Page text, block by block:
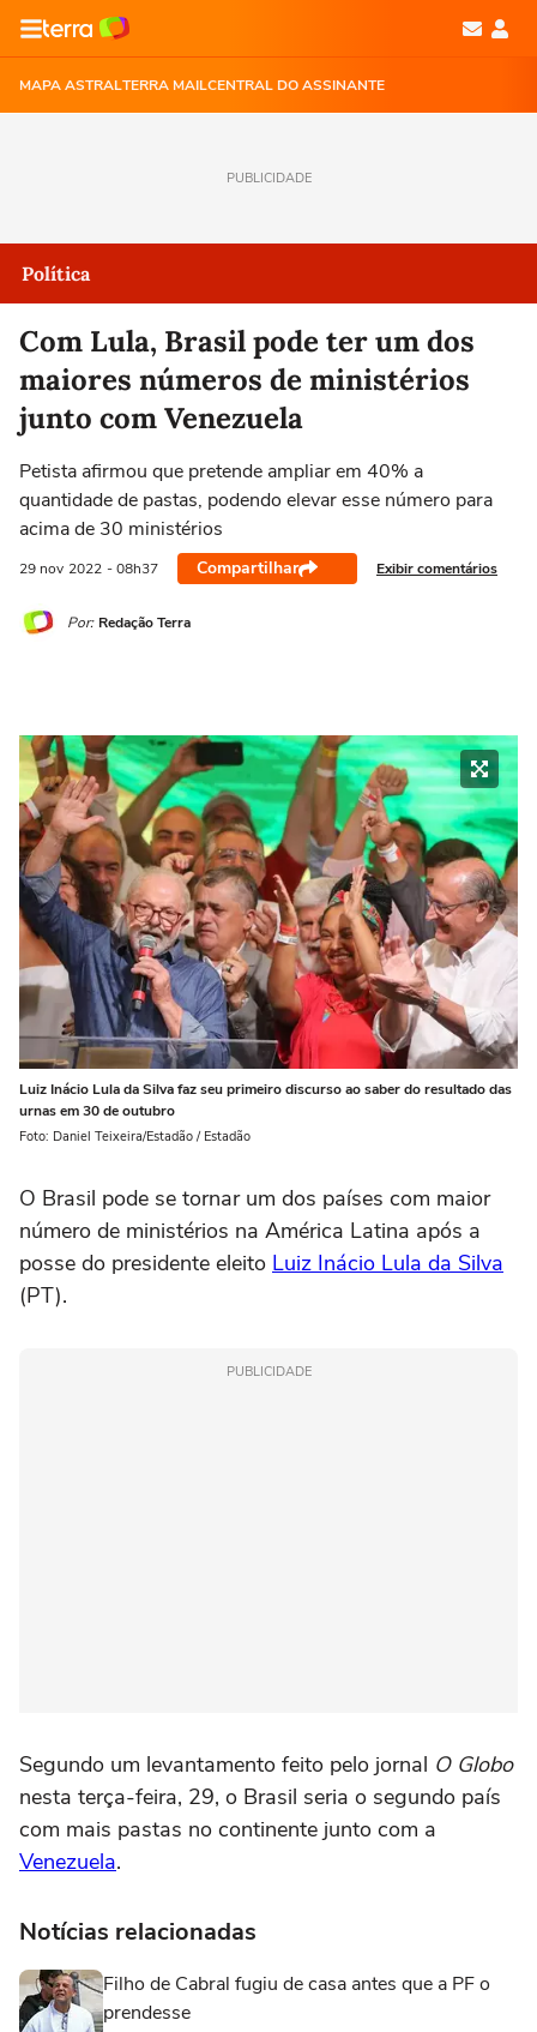
MAPA ASTRALTERRA MAILCENTRAL DO ASSINANTE
PUBLICIDADE
Política
Com Lula, Brasil pode ter um dos
maiores números de ministérios
junto com Venezuela
Petista afirmou que pretende ampliar em 40% a
quantidade de pastas, podendo elevar esse número para
acima de 30 ministérios
29 nov 2022 - 08h37 Compartilhar Exibir comentários
Por: Redação Terra
Luiz Inácio Lula da Silva faz seu primeiro discurso ao saber do resultado das
urnas em 30 de outubro
Foto: Daniel Teixeira/Estadão / Estadão
O Brasil pode se tornar um dos países com maior
número de ministérios na América Latina após a
posse do presidente eleito Luiz Inácio Lula da Silva
(PT).
PUBLICIDADE
Segundo um levantamento feito pelo jornal O Globo
nesta terça-feira, 29, o Brasil seria o segundo país
com mais pastas no continente junto com a
Venezuela.
Notícias relacionadas
Filho de Cabral fugiu de casa antes que a PF o
prendesse